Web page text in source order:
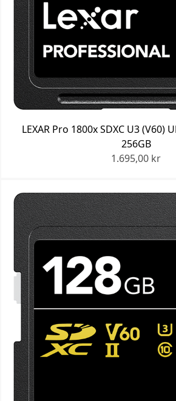
LEXAR Pro 1800x SDXC U3 (V60)
256GB
1.695,00 kr